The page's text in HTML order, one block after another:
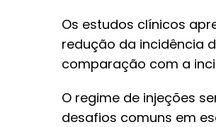
Os estudos clínicos
redução da incidência
comparação com a
O regime de injeções
desafios comuns em